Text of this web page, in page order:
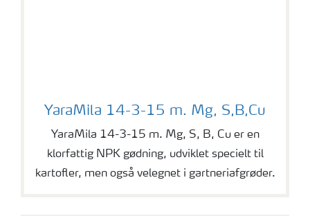
YaraMila 14-3-15 m. Mg, S,B,Cu
YaraMila 14-3-15 m. Mg, S,B,Cu
YaraMila 14-3-15 m. Mg, S, B, Cu er en
klorfattig NPK gødning, udviklet specielt til
kartofler, men også velegnet i gartneriafgrøder.